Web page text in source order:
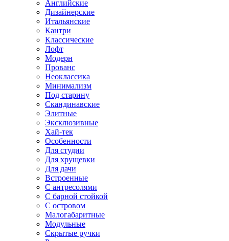
Английские
Дизайнерские
Итальянские
Кантри
Классические
Лофт
Модерн
Прованс
Неоклассика
Минимализм
Под старину
Скандинавские
Элитные
Эксклюзивные
Хай-тек
Особенности
Для студии
Для хрущевки
Для дачи
Встроенные
С антресолями
С барной стойкой
С островом
Малогабаритные
Модульные
Скрытые ручки